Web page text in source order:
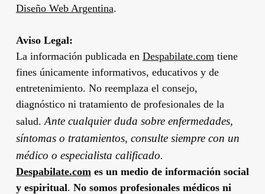
Diseño Web Argentina.
Aviso Legal:
La información publicada en Despabilate.com tiene
fines únicamente informativos, educativos y de
entretenimiento. No reemplaza el consejo,
diagnóstico ni tratamiento de profesionales de la
salud. Ante cualquier duda sobre enfermedades,
síntomas o tratamientos, consulte siempre con un
médico o especialista calificado.
Despabilate.com es un medio de información social
y espiritual. No somos profesionales médicos ni